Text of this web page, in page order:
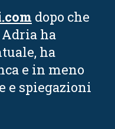
dopo che
ha
ha
e in meno
e spiegazioni